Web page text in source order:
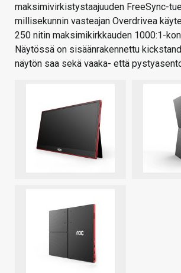
maksimivirkistystaajuuden FreeSync-
millisekunnin vasteajan Overdrivea
250 nitin maksimikirkkauden 1000:1-
Näytössä on sisäänrakennettu
näytön saa sekä vaaka- että